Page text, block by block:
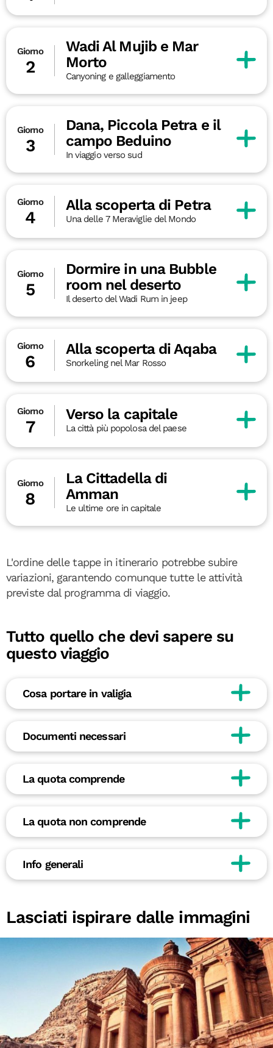
Giorno
2
Wadi Al Mujib e Mar
Morto
Canyoning e galleggiamento
Giorno
3
Dana, Piccola Petra e il
campo Beduino
In viaggio verso sud
Giorno
4
Alla scoperta di Petra
Una delle 7 Meraviglie del Mondo
Giorno
5
Dormire in una Bubble
room nel deserto
Il deserto del Wadi Rum in jeep
Giorno
6
Alla scoperta di Aqaba
Snorkeling nel Mar Rosso
Giorno
7
Verso la capitale
La città più popolosa del paese
Giorno
8
La Cittadella di
Amman
Le ultime ore in capitale
L'ordine delle tappe in itinerario potrebbe subire
variazioni, garantendo comunque tutte le attività
previste dal programma di viaggio.
Tutto quello che devi sapere su
questo viaggio
Cosa portare in valigia
Documenti necessari
La quota comprende
La quota non comprende
Info generali
Lasciati ispirare dalle immagini